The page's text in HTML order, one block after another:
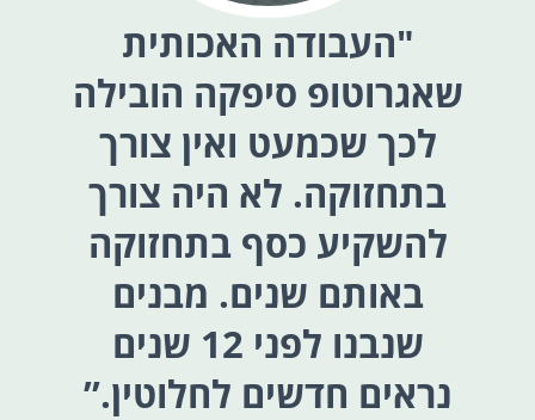
"העבודה האכותית
שאגרוטופ סיפקה הובילה
לכך שכמעט ואין צורך
בתחזוקה. לא היה צורך
להשקיע כסף בתחזוקה
באותם שנים. מבנים
שנבנו לפני 12 שנים
נראים חדשים לחלוטין.”